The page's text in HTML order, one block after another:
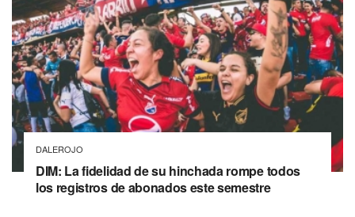
DALEROJO
DIM: La fidelidad de su hinchada rompe todos
los registros de abonados este semestre